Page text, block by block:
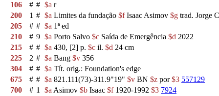
106
# # $a r
200
1 # $a Limites da fundação $fIsaac Asimov $g trad. Jorge
205
# # $a 1ª ed
210
# 9 $a Porto Salvo $c Saída de Emergência $d 2022
215
# # $a 430, [2] p. $c il. $d 24 cm
225
2 # $a Bang $v 356
304
# # $a Tít. orig.: Foundation's edge
675
# # $a 821.111(73)-311.9"19" $v BN $z por$3 557129
700
# 1 $a Asimov $b Isaac $f1920-1992 $3 7924